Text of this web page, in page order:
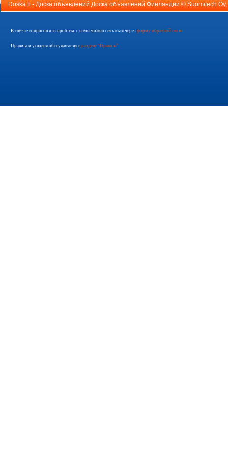
Doska.fi - Доска объявлений Доска объявлений Финляндии © Suomitech Oy
В случае вопросов или проблем, с нами можно связаться через форму обратной связи
Правила и условия обслуживания в разделе "Правила"